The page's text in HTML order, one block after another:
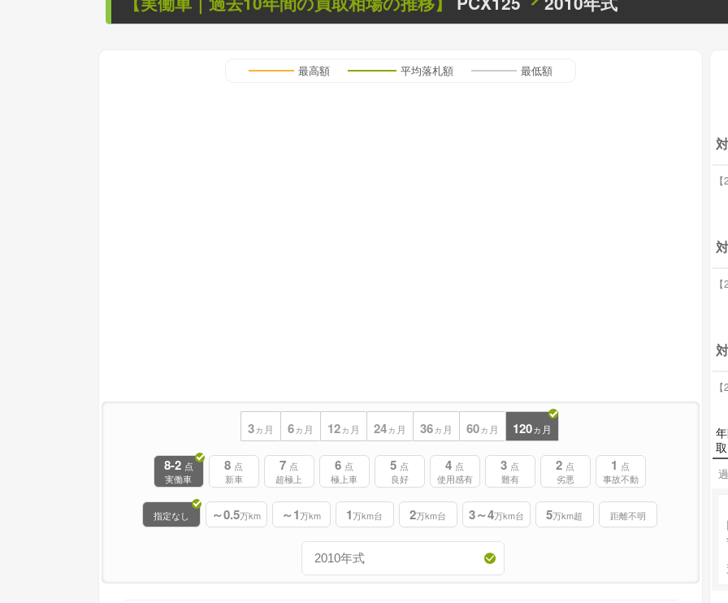
最高額 平均落札額 最低額
3ヵ月 6ヵ月 12ヵ月 24ヵ月 36ヵ月 60ヵ月 120ヵ月
8-2 点
実働車
8 点
新車
7 点
超極上
6 点
極上車
5 点
良好
4 点
使用感有
3 点
難有
2 点
劣悪
1 点
事故不動
指定なし ～0.5万km ～1万km 1万km台 2万km台 3～4万km台 5万km超 距離不明